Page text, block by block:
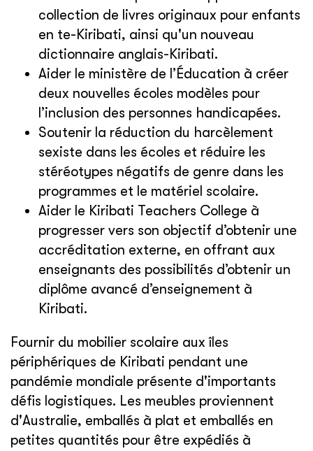
collection de livres originaux pour enfants
en te-Kiribati, ainsi qu'un nouveau
dictionnaire anglais-Kiribati.
Aider le ministère de l’Éducation à créer
deux nouvelles écoles modèles pour
l’inclusion des personnes handicapées.
Soutenir la réduction du harcèlement
sexiste dans les écoles et réduire les
stéréotypes négatifs de genre dans les
programmes et le matériel scolaire.
Aider le Kiribati Teachers College à
progresser vers son objectif d’obtenir une
accréditation externe, en offrant aux
enseignants des possibilités d’obtenir un
diplôme avancé d’enseignement à
Kiribati.
Fournir du mobilier scolaire aux îles
périphériques de Kiribati pendant une
pandémie mondiale présente d'importants
défis logistiques. Les meubles proviennent
d'Australie, emballés à plat et emballés en
petites quantités pour être expédiés à